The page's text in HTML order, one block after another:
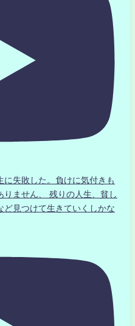
失敗した。負けに気付きも
りません、 残りの人生、貧し
ど見つけて生きていくしかな